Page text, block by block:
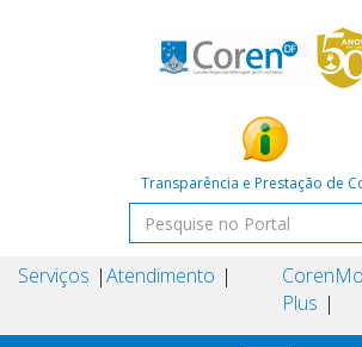
Transparência e Prestação de
Serviços Atendimento
Coren
Plus